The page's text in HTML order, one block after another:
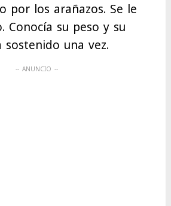
por los arañazos. Se le
Conocía su peso y su
una vez.